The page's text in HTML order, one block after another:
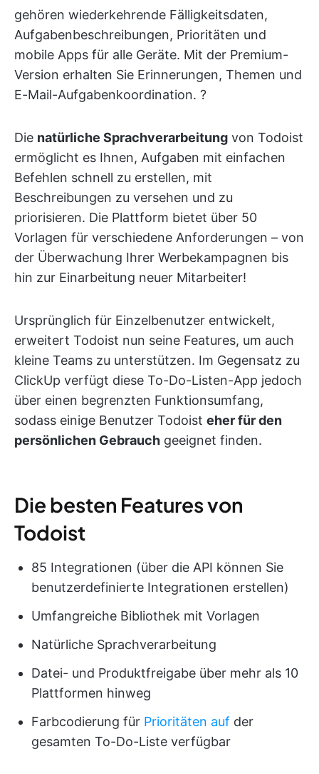
gehören wiederkehrende Fälligkeitsdaten,
Aufgabenbeschreibungen, Prioritäten und
mobile Apps für alle Geräte. Mit der Premium-
Version erhalten Sie Erinnerungen, Themen und
E-Mail-Aufgabenkoordination. ?
Die natürliche Sprachverarbeitung von Todoist
ermöglicht es Ihnen, Aufgaben mit einfachen
Befehlen schnell zu erstellen, mit
Beschreibungen zu versehen und zu
priorisieren. Die Plattform bietet über 50
Vorlagen für verschiedene Anforderungen – von
der Überwachung Ihrer Werbekampagnen bis
hin zur Einarbeitung neuer Mitarbeiter!
Ursprünglich für Einzelbenutzer entwickelt,
erweitert Todoist nun seine Features, um auch
kleine Teams zu unterstützen. Im Gegensatz zu
ClickUp verfügt diese To-Do-Listen-App jedoch
über einen begrenzten Funktionsumfang,
sodass einige Benutzer Todoist eher für den
persönlichen Gebrauch geeignet finden.
Die besten Features von
Todoist
85 Integrationen (über die API können Sie
benutzerdefinierte Integrationen erstellen)
Umfangreiche Bibliothek mit Vorlagen
Natürliche Sprachverarbeitung
Datei- und Produktfreigabe über mehr als 10
Plattformen hinweg
Farbcodierung für Prioritäten auf der
gesamten To-Do-Liste verfügbar